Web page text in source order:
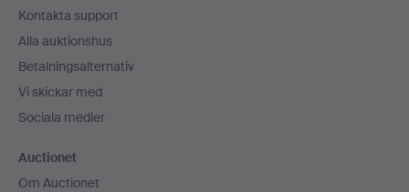
Kontakta support
Alla auktionshus
Betalningsalternativ
Vi skickar med
Sociala medier
Auctionet
Om Auctionet